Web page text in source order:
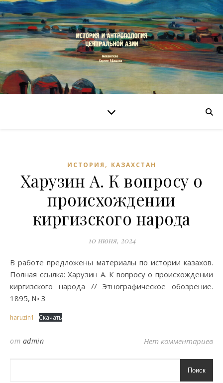
ИСТОРИЯ , КАЗАХСТАН
Харузин А. К вопросу о
происхождении
киргизского народа
10 июня, 2024
В работе предложены материалы по истории казахов.
Полная ссылка: Харузин А. К вопросу о происхождении
киргизского народа // Этнографическое обозрение.
1895, № 3
haruzin1 Скачать
от admin Нет комментариев
Поиск